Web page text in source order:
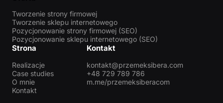
Tworzenie strony firmowej
Tworzenie sklepu internetowego
Pozycjonowanie strony firmowej (SEO)
Pozycjonowanie sklepu internetowego (SEO)
Strona
Realizacje
Case studies
O mnie
Kontakt
Kontakt
kontakt@przemeksibera.com
+48 729 789 786
m.me/przemeksiberacom